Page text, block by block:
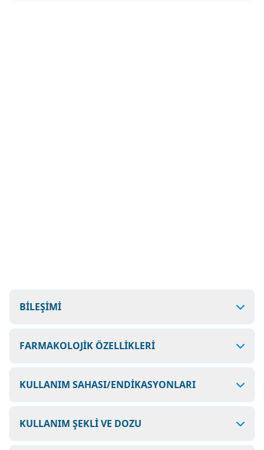
BİLEŞİMİ
FARMAKOLOJİK ÖZELLİKLERİ
KULLANIM SAHASI/ENDİKASYONLARI
KULLANIM ŞEKLİ VE DOZU